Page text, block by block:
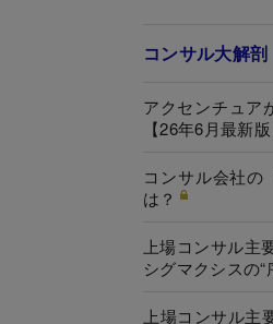
コンサル大解剖
アクセンチュア
【26年6月最新版
コンサル会社の
は？
上場コンサル主
シグマクシスの“
上場コンサル